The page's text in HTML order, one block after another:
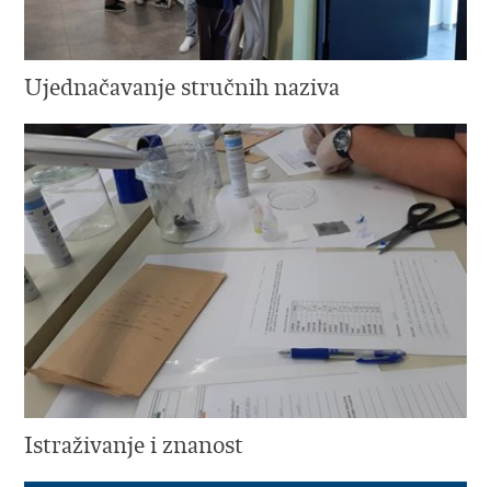
Ujednačavanje stručnih naziva
Istraživanje i znanost